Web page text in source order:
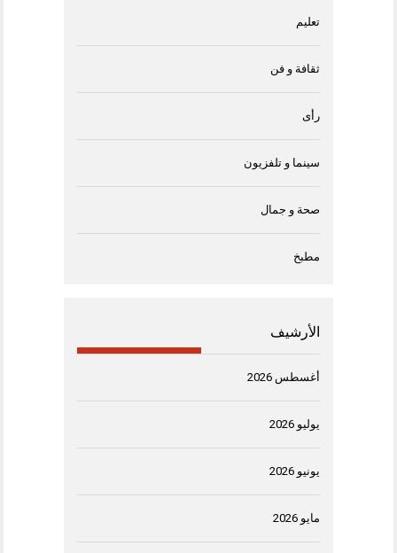
تعليم
ثقافة و فن
رأى
سينما و تلفزيون
صحة و جمال
مطبخ
الأرشيف
أغسطس 2026
يوليو 2026
يونيو 2026
مايو 2026